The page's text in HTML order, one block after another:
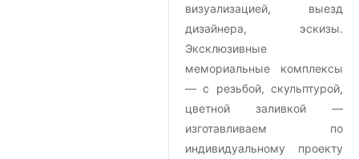
визуализацией, выезд
дизайнера, эскизы.
Эксклюзивные
мемориальные комплексы
— с резьбой, скульптурой,
цветной заливкой —
изготавливаем по
индивидуальному проекту